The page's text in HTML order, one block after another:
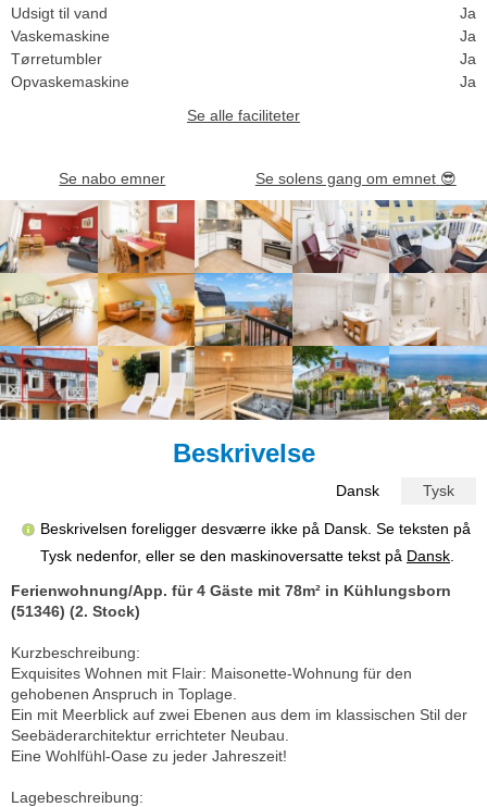
Udsigt til vand
Ja
Vaskemaskine
Ja
Tørretumbler
Ja
Opvaskemaskine
Ja
Se alle faciliteter
Se nabo emner Se solens gang om emnet 😎
Beskrivelse
Dansk Tysk
Beskrivelsen foreligger desværre ikke på Dansk. Se teksten på
Tysk nedenfor, eller se den maskinoversatte tekst på Dansk
Ferienwohnung/App. für 4 Gäste mit 78m² in Kühlungsborn
(51346) (2. Stock)
Kurzbeschreibung:
Exquisites Wohnen mit Flair: Maisonette-Wohnung für den
gehobenen Anspruch in Toplage.
Ein mit Meerblick auf zwei Ebenen aus dem im klassischen Stil der
Seebäderarchitektur errichteter Neubau.
Eine Wohlfühl-Oase zu jeder Jahreszeit!
Lagebeschreibung: